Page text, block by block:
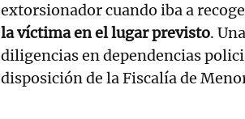
extorsionador cuando iba a
la víctima en el lugar previsto.
diligencias en dependencias
disposición de la Fiscalía de